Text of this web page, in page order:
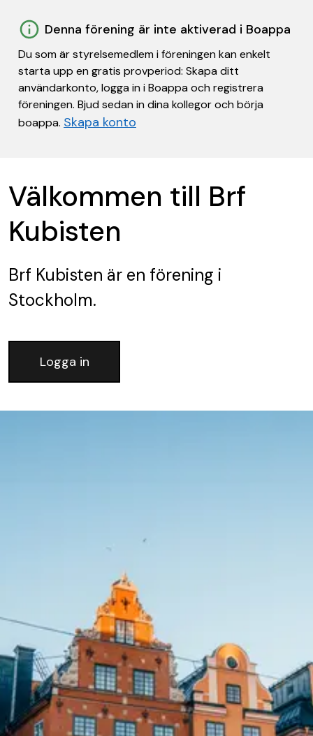
Denna förening är inte aktiverad i Boappa
Du som är styrelsemedlem i föreningen kan enkelt
starta upp en gratis provperiod: Skapa ditt
användarkonto, logga in i Boappa och registrera
föreningen. Bjud sedan in dina kollegor och börja
boappa. Skapa konto
Välkommen till Brf
Kubisten
Brf Kubisten är en förening i
Stockholm.
Logga in